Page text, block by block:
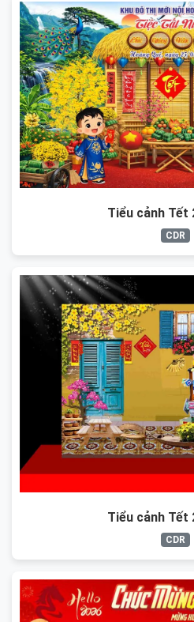
Tiểu cảnh Tết
CDR
Tiểu cảnh Tết
CDR